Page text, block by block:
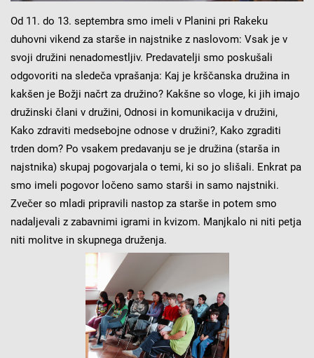
Od 11. do 13. septembra smo imeli v Planini pri Rakeku
duhovni vikend za starše in najstnike z naslovom: Vsak je v
svoji družini nenadomestljiv. Predavatelji smo poskušali
odgovoriti na sledeča vprašanja: Kaj je krščanska družina in
kakšen je Božji načrt za družino? Kakšne so vloge, ki jih imajo
družinski člani v družini, Odnosi in komunikacija v družini,
Kako zdraviti medsebojne odnose v družini?, Kako zgraditi
trden dom? Po vsakem predavanju se je družina (starša in
najstnika) skupaj pogovarjala o temi, ki so jo slišali. Enkrat pa
smo imeli pogovor ločeno samo starši in samo najstniki.
Zvečer so mladi pripravili nastop za starše in potem smo
nadaljevali z zabavnimi igrami in kvizom. Manjkalo ni niti petja
niti molitve in skupnega druženja.